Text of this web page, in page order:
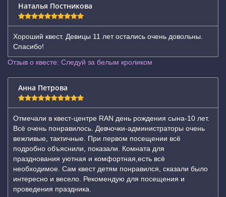
Наталья Постникова
Хороший квест. Девицы 11 лет остались очень довольны.
Спасибо!
Отзыв о квесте: Следуй за белым кроликом
Анна Петрова
Отмечали в квест-центре RAN день рождения сына-10 лет.
Всё очень понравилось. Девчочки-администраторы очень
вежливые, тактичные. При первом посещении всё
подробно объяснили, показали. Комната для
празднования уютная и комфортная,есть всё
необходимое. Сам квест детям понравился, сказали было
интересно и весело. Рекомендую для посещения и
проведения праздника.